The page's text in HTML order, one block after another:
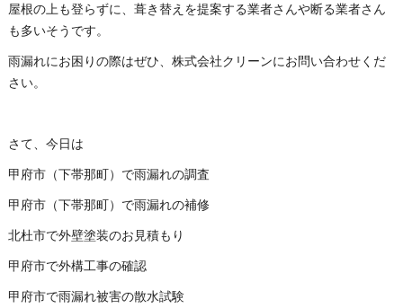
屋根の上も登らずに、葺き替えを提案する業者さんや断る業者さん
も多いそうです。
雨漏れにお困りの際はぜひ、株式会社クリーンにお問い合わせくだ
さい。
さて、今日は
甲府市（下帯那町）で雨漏れの調査
甲府市（下帯那町）で雨漏れの補修
北杜市で外壁塗装のお見積もり
甲府市で外構工事の確認
甲府市で雨漏れ被害の散水試験